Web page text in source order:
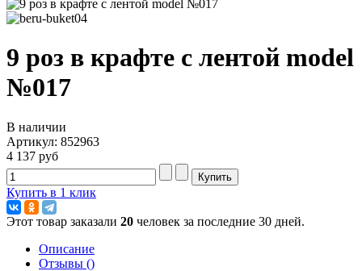
9 роз в крафте с лентой model
№017
В наличии
Артикул: 852963
4 137 руб
Купить в 1 клик
Этот товар заказали 20 человек за последние 30 дней.
Описание
Отзывы ()